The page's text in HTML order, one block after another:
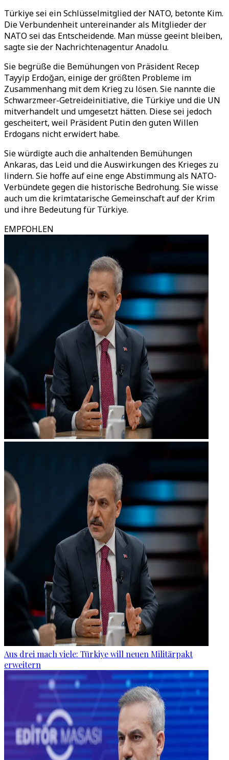
Türkiye sei ein Schlüsselmitglied der NATO, betonte Kim.
Die Verbundenheit untereinander als Mitglieder der
NATO sei das Entscheidende. Man müsse geeint bleiben,
sagte sie der Nachrichtenagentur Anadolu.
Sie begrüße die Bemühungen von Präsident Recep
Tayyip Erdoğan, einige der größten Probleme im
Zusammenhang mit dem Krieg zu lösen. Sie nannte die
Schwarzmeer-Getreideinitiative, die Türkiye und die UN
mitverhandelt und umgesetzt hätten. Diese sei jedoch
gescheitert, weil Präsident Putin den guten Willen
Erdogans nicht erwidert habe.
Sie würdigte auch die anhaltenden Bemühungen
Ankaras, das Leid und die Auswirkungen des Krieges zu
lindern. Sie hoffe auf eine enge Abstimmung als NATO-
Verbündete gegen die historische Bedrohung. Sie wisse
auch um die krimtatarische Gemeinschaft auf der Krim
und ihre Bedeutung für Türkiye.
EMPFOHLEN
Aus drei mach viele: Türkiye will neuen Militärpakt
erweitern